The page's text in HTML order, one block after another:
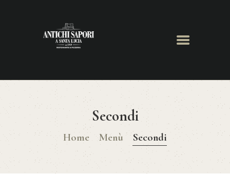
Secondi
Home Menù Secondi
HOME
CHI SIAMO